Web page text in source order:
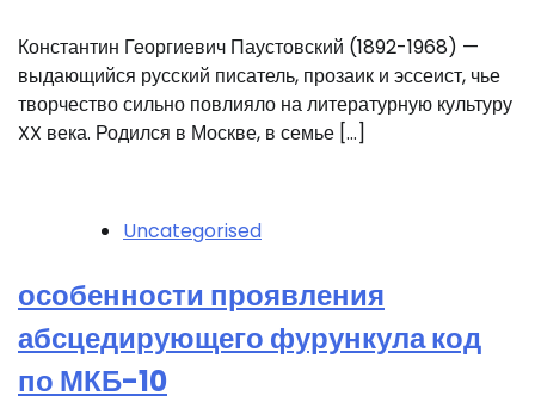
Константин Георгиевич Паустовский (1892-1968) —
выдающийся русский писатель, прозаик и эссеист, чье
творчество сильно повлияло на литературную культуру
XX века. Родился в Москве, в семье […]
Uncategorised
особенности проявления
абсцедирующего фурункула код
по МКБ-10